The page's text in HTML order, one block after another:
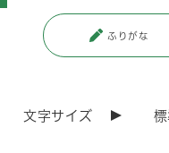
ふりがな
文字サイズ